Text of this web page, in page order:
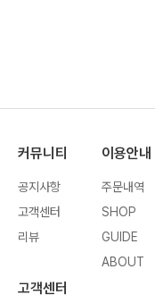
커뮤니티
공지사항
고객센터
리뷰
이용안내
주문내역
SHOP
GUIDE
ABOUT
고객센터